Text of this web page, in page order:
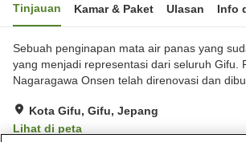
Tinjauan Kamar & Paket Ulasan Info
Sebuah penginapan mata air panas yang
yang menjadi representasi dari seluruh Gifu.
Nagaragawa Onsen telah direnovasi dan
Kota Gifu, Gifu, Jepang
Lihat di peta